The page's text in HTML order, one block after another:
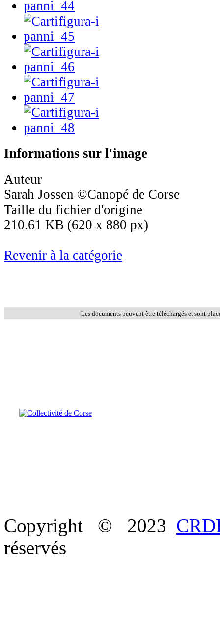
Informations sur l'image
Auteur
Sarah Jossen ©Canopé de Corse
Taille du fichier d'origine
210.61 KB (620 x 880 px)
Revenir à la catégorie
Les documents peuvent être téléchargés et sont
Copyright © 2023
réservés